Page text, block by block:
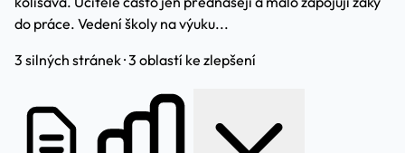
do práce. Vedení školy na výuku...
3 silných stránek · 3 oblastí ke zlepšení